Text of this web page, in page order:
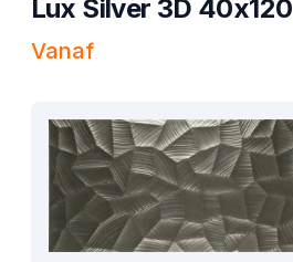
Lux Silver 3D 40x120
Vanaf